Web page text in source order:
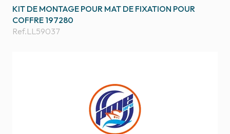
KIT DE MONTAGE POUR MAT DE FIXATION POUR
COFFRE 197280
Ref.LL59037